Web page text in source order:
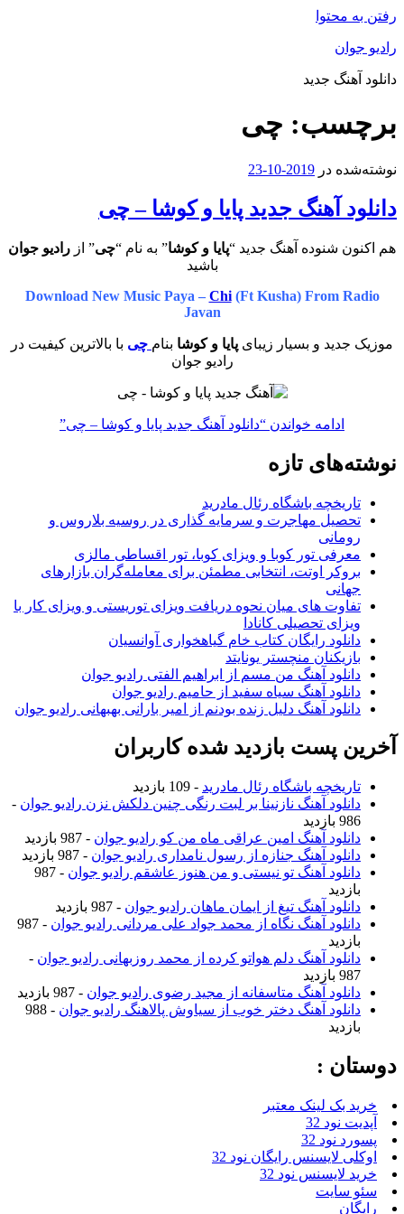
رفتن به محتوا
رادیو جوان
دانلود آهنگ جدید
برچسب: چی
نوشته‌شده در 2019-10-23
دانلود آهنگ جدید پایا و کوشا – چی
هم اکنون شنوده آهنگ جدید “پایا و کوشا” به نام “چی” از رادیو جوان
باشید
Download New Music Paya – Chi(Ft Kusha) From Radio
Javan
موزیک جدید و بسیار زیبای پایا و کوشا بنام چی با بالاترین کیفیت در
رادیو جوان
ادامه خواندن “دانلود آهنگ جدید پایا و کوشا – چی”
نوشته‌های تازه
تاریخچه باشگاه رئال مادرید
تحصیل مهاجرت و سرمایه گذاری در روسیه بلاروس و
رومانی
معرفی تور کوبا و ویزای کوبا، تور اقساطی مالزی
بروکر اوتت، انتخابی مطمئن برای معامله‌گران بازارهای
جهانی
تفاوت های میان نحوه دریافت ویزای توریستی و ویزای کار با
ویزای تحصیلی کانادا
دانلود رایگان کتاب خام گیاهخواری آوانسیان
بازیکنان منچستر یونایتد
دانلود آهنگ من مسم از ابراهیم الفتی رادیو جوان
دانلود آهنگ سیاه سفید از حامیم رادیو جوان
دانلود آهنگ دلیل زنده بودنم از امیر بارانی بهبهانی رادیو جوان
آخرین پست بازدید شده کاربران
تاریخچه باشگاه رئال مادرید - 109 بازدید
دانلود آهنگ نازنینا بر لبت رنگی چنین دلکش نزن رادیو جوان -
986 بازدید
دانلود آهنگ امین عراقی ماه من کو رادیو جوان - 987 بازدید
دانلود آهنگ جنازه از رسول نامداری رادیو جوان - 987 بازدید
دانلود آهنگ تو نیستی و من هنوز عاشقم رادیو جوان
- 987
بازدید
دانلود آهنگ تیغ از ایمان ماهان رادیو جوان - 987 بازدید
دانلود آهنگ نگاه از محمد جواد علی مردانی رادیو جوان
- 987
بازدید
دانلود آهنگ دلم هواتو کرده از محمد روزبهانی رادیو جوان -
987 بازدید
دانلود آهنگ متاسفانه از مجید رضوی رادیو جوان - 987 بازدید
دانلود آهنگ دختر خوب از سیاوش پالاهنگ رادیو جوان
- 988
بازدید
دوستان :
خرید بک لینک معتبر
آپدیت نود 32
پسورد نود 32
اوکلی لایسنس رایگان نود 32
خرید لایسنس نود 32
سئو سایت
رایگان